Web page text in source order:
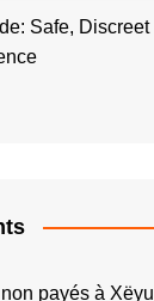
Safe, Discreet
payés à Xëyu